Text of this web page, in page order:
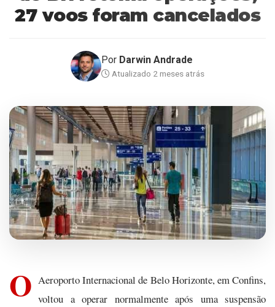
27 voos foram cancelados
Por Darwin Andrade
Atualizado 2 meses atrás
O Aeroporto Internacional de Belo Horizonte, em Confins,
voltou a operar normalmente após uma suspensão